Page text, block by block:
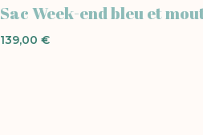
Sac Week-end bleu et
139,00€